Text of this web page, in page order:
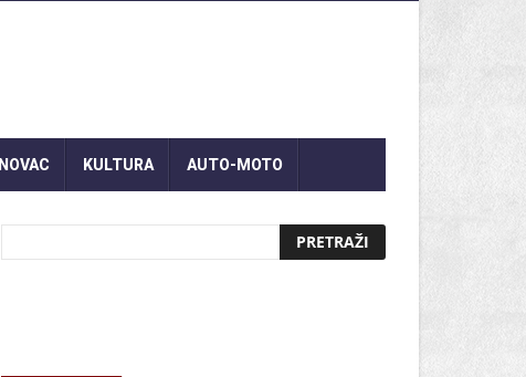
NOVAC KULTURA AUTO-MOTO